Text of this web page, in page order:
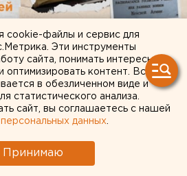
cookie-файлы и сервис для
Эти инструменты
сайта, понимать интересы
оптимизировать контент. Вся
в обезличенном виде и
статистического анализа.
сайт, вы соглашаетесь с нашей
данных
Принимаю